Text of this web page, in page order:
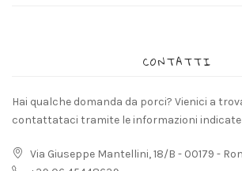
CONTATTI
Hai qualche domanda da porci? Vienici a
contattataci tramite le informazioni indicate
Via Giuseppe Mantellini, 18/B - 00179 -